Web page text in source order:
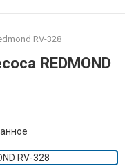
RV-328
REDMOND